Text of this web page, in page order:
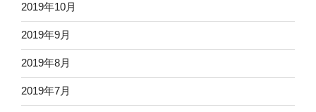
2019年10月
2019年9月
2019年8月
2019年7月